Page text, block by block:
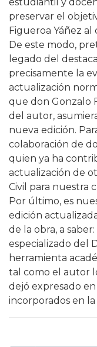
preservar el
Figueroa Yáñez al
De este modo,
legado del
precisamente la
actualización
que don Gonzalo
del autor,
nueva edición.
colaboración de
quien ya ha
actualización de
Civil para nuestra
Por último, es
edición
de la obra, a
especializado del
herramienta
tal como el autor
dejó expresado
incorporados en